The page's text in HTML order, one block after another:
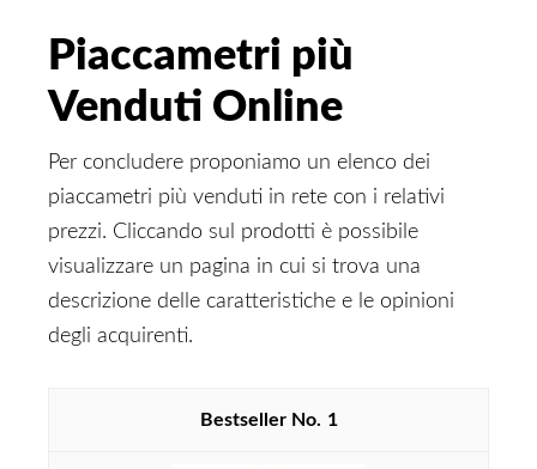
Piaccametri più
Venduti Online
Per concludere proponiamo un elenco dei
piaccametri più venduti in rete con i relativi
prezzi. Cliccando sul prodotti è possibile
visualizzare un pagina in cui si trova una
descrizione delle caratteristiche e le opinioni
degli acquirenti.
1